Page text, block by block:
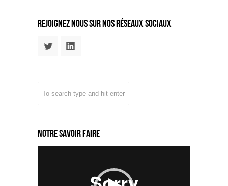
rejoignez nous sur nos réseaux sociaux
Notre savoir faire